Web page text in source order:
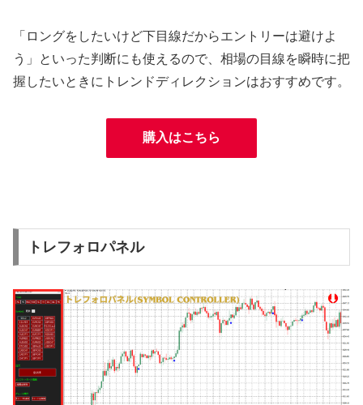
「ロングをしたいけど下目線だからエントリーは避けよ
う」といった判断にも使えるので、相場の目線を瞬時に把
握したいときにトレンドディレクションはおすすめです。
購入はこちら
トレフォロパネル